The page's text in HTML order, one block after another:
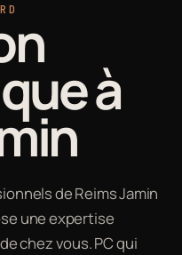
à
de Reims Jamin
une expertise
chez vous. PC qui